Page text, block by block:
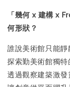
「幾何 x 建構 x
何形狀？
誰說美術館只能
探索勤美術館獨特
透過觀察建築激發